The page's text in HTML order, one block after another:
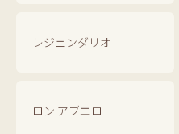
レジェンダリオ
ロン アブエロ